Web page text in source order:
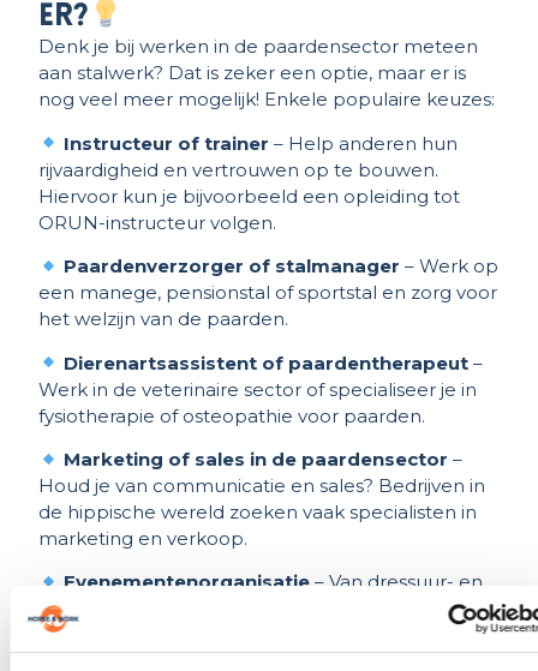
er?
Denk je bij werken in de paardensector meteen
aan stalwerk? Dat is zeker een optie, maar er is
nog veel meer mogelijk! Enkele populaire keuzes:
Instructeur of trainer – Help anderen hun
rijvaardigheid en vertrouwen op te bouwen.
Hiervoor kun je bijvoorbeeld een opleiding tot
ORUN-instructeur volgen.
Paardenverzorger of stalmanager – Werk op
een manege, pensionstal of sportstal en zorg voor
het welzijn van de paarden.
Dierenartsassistent of paardentherapeut –
Werk in de veterinaire sector of specialiseer je in
fysiotherapie of osteopathie voor paarden.
Marketing of sales in de paardensector –
Houd je van communicatie en sales? Bedrijven in
de hippische wereld zoeken vaak specialisten in
marketing en verkoop.
Evenementenorganisatie – Van dressuur- en
springwedstrijden tot grote beurzen, de hippische
sector kent veel evenementen die goed